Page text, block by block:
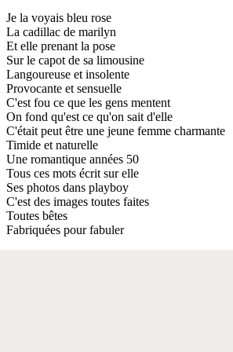
Je la voyais bleu rose
La cadillac de marilyn
Et elle prenant la pose
Sur le capot de sa limousine
Langoureuse et insolente
Provocante et sensuelle
C'est fou ce que les gens mentent
On fond qu'est ce qu'on sait d'elle
C'était peut être une jeune femme charmante
Timide et naturelle
Une romantique années 50
Tous ces mots écrit sur elle
Ses photos dans playboy
C'est des images toutes faites
Toutes bêtes
Fabriquées pour fabuler